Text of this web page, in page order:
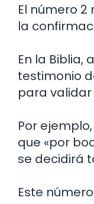
El número
la
En la Biblia,
testimonio
para validar
Por
que «por
se decidirá
Este